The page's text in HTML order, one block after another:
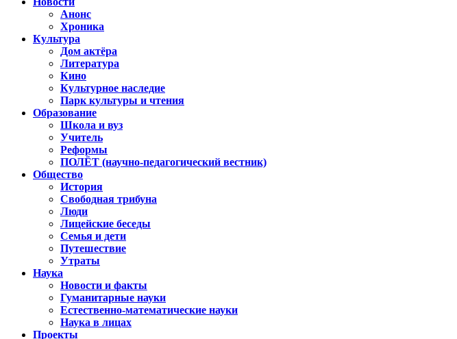
Анонс
Хроника
Культура
Дом актёра
Литература
Кино
Культурное наследие
Парк культуры и чтения
Образование
Школа и вуз
Учитель
Реформы
ПОЛЁТ (научно-педагогический вестник)
Общество
История
Свободная трибуна
Люди
Лицейские беседы
Семья и дети
Путешествие
Утраты
Наука
Новости и факты
Гуманитарные науки
Естественно-математические науки
Наука в лицах
Проекты